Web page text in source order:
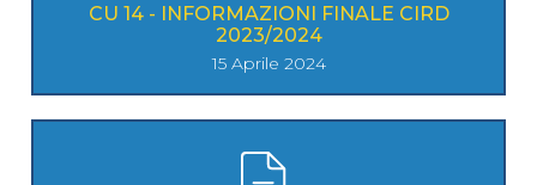
CU 14 - INFORMAZIONI FINALE CIRD
2023/2024
15 Aprile 2024